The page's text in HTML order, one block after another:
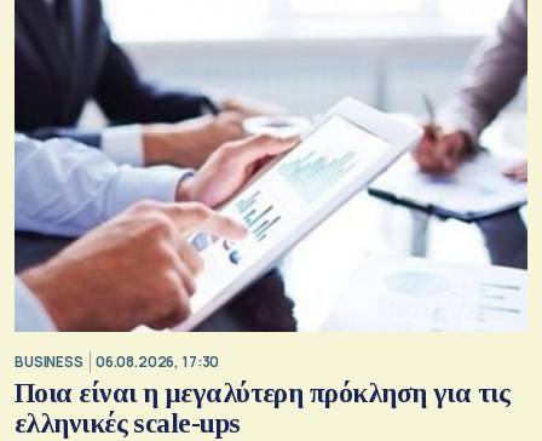
BUSINESS 06.08.2026, 17:30
Ποια είναι η μεγαλύτερη πρόκληση για τις
ελληνικές scale-ups